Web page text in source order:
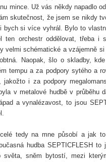
mince. Už vás někdy napadlo
skutečnost, že jsem se nikdy
si více vyhrál. Bylo to
ten orchestr oddělovat, třeba i
velmi schématické a vzájemně
Naopak, šlo o skladby,
tempu a za podpory sytého a
jakožto i za podpory
v metalové hudbě v průběhu
a vynalézavost, to jsou
tedy na mne působí a jak to
hudba SEPTICFLESH
světa, sněm bytostí, mezi